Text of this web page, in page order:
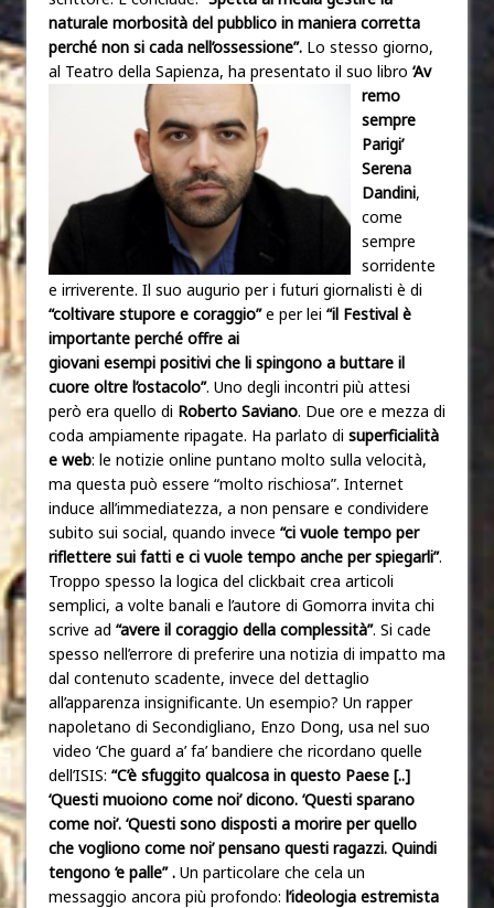
naturale morbosità del pubblico in maniera corretta
perché non si cada nell’ossessione”. Lo stesso giorno,
al Teatro della Sapienza, ha presentato il suo libro ‘Av
remo
sempre
Parigi’
Serena
Dandini,
come
sempre
sorridente
e irriverente. Il suo augurio per i futuri giornalisti è di
“coltivare stupore e coraggio”e per lei “il Festival è
importante perché offre ai
giovani esempi positivi che li spingono a buttare il
cuore oltre l’ostacolo”. Uno degli incontri più attesi
però era quello di Roberto Saviano. Due ore e mezza di
coda ampiamente ripagate. Ha parlato di superficialità
e web: le notizie online puntano molto sulla velocità,
ma questa può essere “molto rischiosa”. Internet
induce all’immediatezza, a non pensare e condividere
subito sui social, quando invece “ci vuole tempo per
riflettere sui fatti e ci vuole tempo anche per spiegarli”.
Troppo spesso la logica del clickbait crea articoli
semplici, a volte banali e l’autore di Gomorra invita chi
scrive ad “avere il coraggio della complessità”. Si cade
spesso nell’errore di preferire una notizia di impatto ma
dal contenuto scadente, invece del dettaglio
all’apparenza insignificante. Un esempio? Un rapper
napoletano di Secondigliano, Enzo Dong, usa nel suo
video ‘Che guard a’ fa’ bandiere che ricordano quelle
dell’ISIS: “C’è sfuggito qualcosa in questo Paese [..]
‘Questi muoiono come noi’ dicono. ‘Questi sparano
come noi’. ‘Questi sono disposti a morire per quello
che vogliono come noi’ pensano questi ragazzi. Quindi
tengono ‘e palle” . Un particolare che cela un
messaggio ancora più profondo: l’ideologia estremista